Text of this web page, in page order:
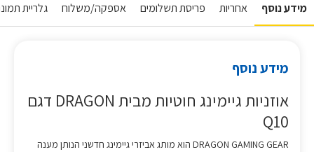
מידע נוסף אחריות פריסת תשלומים אספקה/משלוח גלריית
מידע נוסף
אוזניות גיימינג חוטיות מבית DRAGON דגם
Q10
DRAGON GAMING GEAR הוא מותג אביזרי גיימינג חדשני הנותן מענה